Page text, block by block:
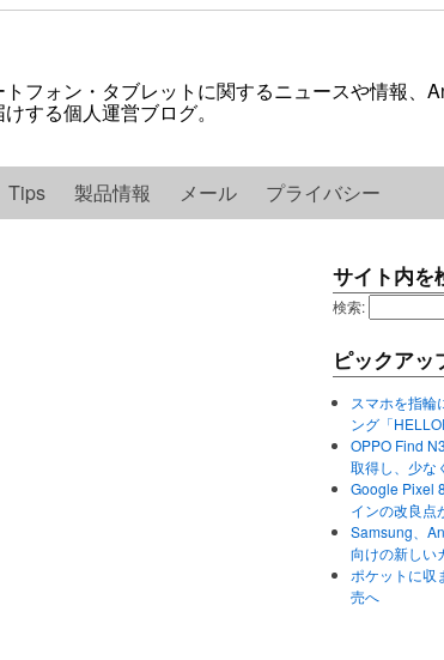
フォン・タブレットに関するニュースや情報、
する個人運営ブログ。
Tips 製品情報 メール プライバシー
サイト内を
検索:
ピックアッ
スマホを指輪
ング「
OPPO Find
取得し、少な
Google Pixel
インの改良点
Samsung、
向けの新しい
ポケットに収
売へ